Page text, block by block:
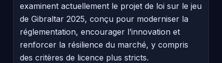
examinent actuellement le projet de loi sur le jeu
de Gibraltar 2025, conçu pour moderniser la
réglementation, encourager l’innovation et
renforcer la résilience du marché, y compris
des critères de licence plus stricts.